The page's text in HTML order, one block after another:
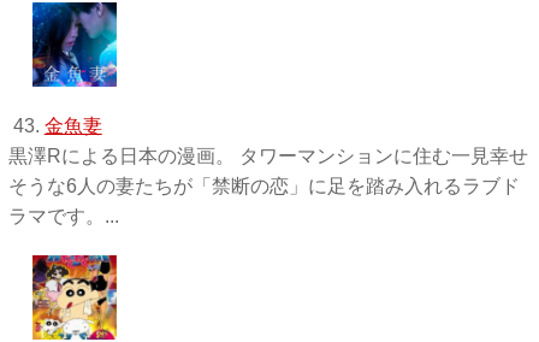
43. 金魚妻
黒澤Rによる日本の漫画。 タワーマンションに住む一見幸せ
そうな6人の妻たちが「禁断の恋」に足を踏み入れるラブド
ラマです。...